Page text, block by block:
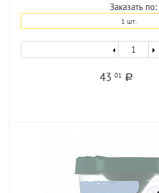
Заказать по:
1 шт.
4301 a